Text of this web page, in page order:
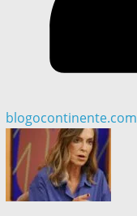
blogocontinente.com